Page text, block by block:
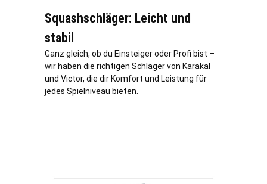
Squashschläger: Leicht und
stabil
Ganz gleich, ob du Einsteiger oder Profi bist –
wir haben die richtigen Schläger von Karakal
und Victor, die dir Komfort und Leistung für
jedes Spielniveau bieten.